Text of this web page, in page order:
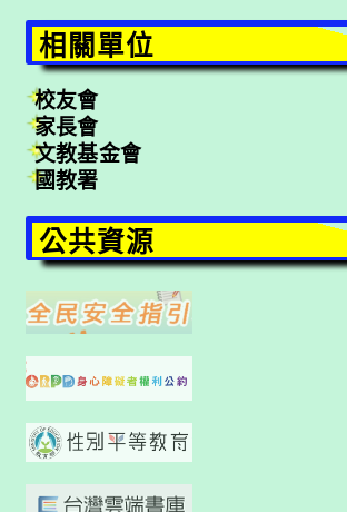
相關單位
校友會
家長會
文教基金會
國教署
公共資源